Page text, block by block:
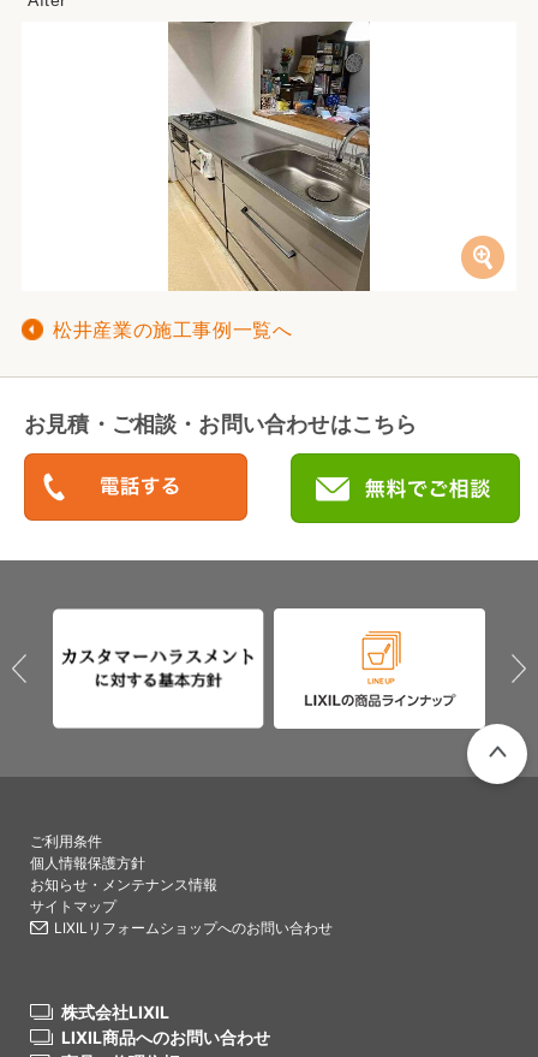
松井産業の施工事例一覧へ
お見積・ご相談・お問い合わせはこちら
ご利用条件
個人情報保護方針
お知らせ・メンテナンス情報
サイトマップ
LIXILリフォームショップへのお問い合わせ
株式会社LIXIL
LIXIL商品へのお問い合わせ